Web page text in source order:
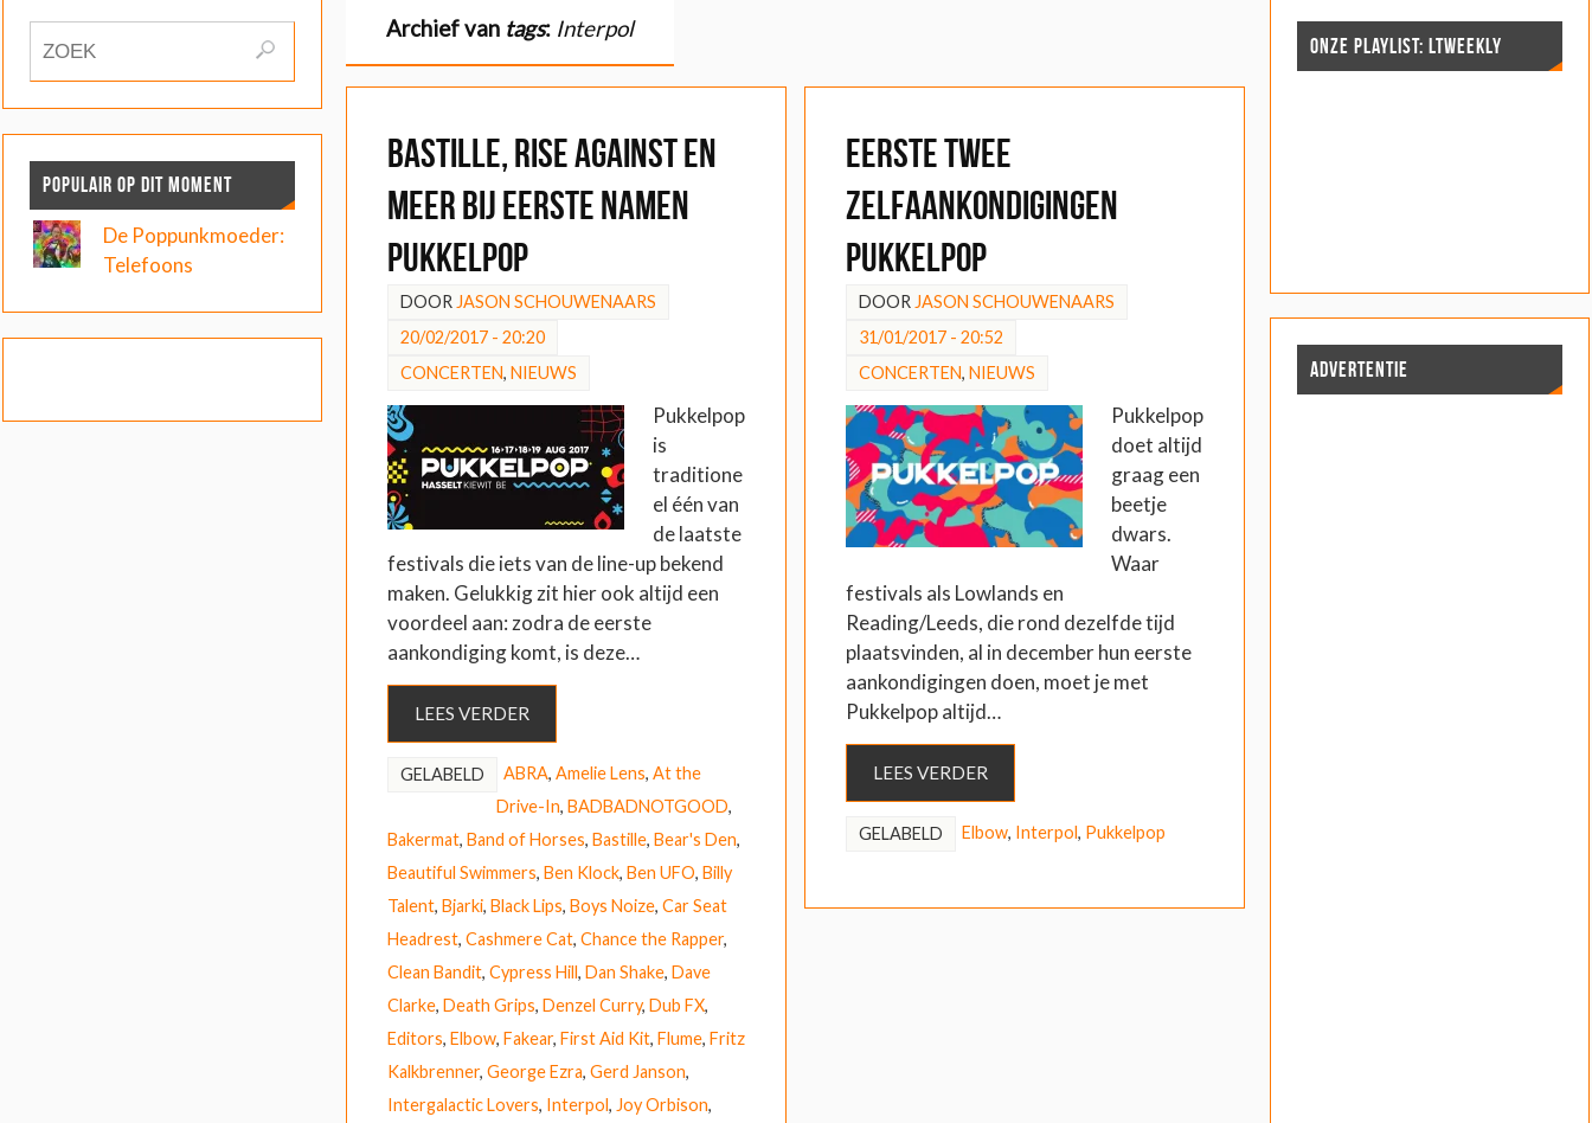
Archief van tags: Interpol
Bastille, Rise Against en
meer bij eerste namen
Pukkelpop
DOOR JASON SCHOUWENAARS
20/02/2017 - 20:20
CONCERTEN, NIEUWS
Pukkelpop
is
traditione
el één van
de laatste
festivals die iets van de line-up bekend
maken. Gelukkig zit hier ook altijd een
voordeel aan: zodra de eerste
aankondiging komt, is deze…
LEES VERDER
GELABELD ABRA, Amelie Lens, At the
Drive-In, BADBADNOTGOOD,
Bakermat, Band of Horses, Bastille, Bear's Den,
Beautiful Swimmers, Ben Klock, Ben UFO, Billy
Talent, Bjarki, Black Lips, Boys Noize, Car Seat
Headrest, Cashmere Cat, Chance the Rapper,
Clean Bandit, Cypress Hill, Dan Shake, Dave
Clarke, Death Grips, Denzel Curry, Dub FX,
Editors, Elbow, Fakear, First Aid Kit, Flume, Fritz
Kalkbrenner, George Ezra, Gerd Janson,
Intergalactic Lovers, Interpol, Joy Orbison,
Eerste twee
zelfaankondigingen
Pukkelpop
DOOR JASON SCHOUWENAARS
31/01/2017 - 20:52
CONCERTEN, NIEUWS
Pukkelpop
doet altijd
graag een
beetje
dwars.
Waar
festivals als Lowlands en
Reading/Leeds, die rond dezelfde tijd
plaatsvinden, al in december hun eerste
aankondigingen doen, moet je met
Pukkelpop altijd…
LEES VERDER
GELABELD Elbow, Interpol, Pukkelpop
POPULAIR OP DIT MOMENT
De Poppunkmoeder:
Telefoons
ONZE PLAYLIST: LTWEEKLY
ADVERTENTIE